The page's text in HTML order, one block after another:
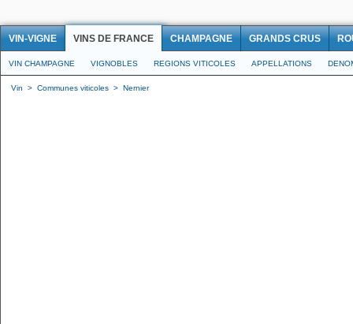
VIN-VIGNE VINS DE FRANCE CHAMPAGNE GRANDS CRUS
VIN CHAMPAGNE VIGNOBLES REGIONS VITICOLES APPELLATIONS
Vin > Communes viticoles > Nernier